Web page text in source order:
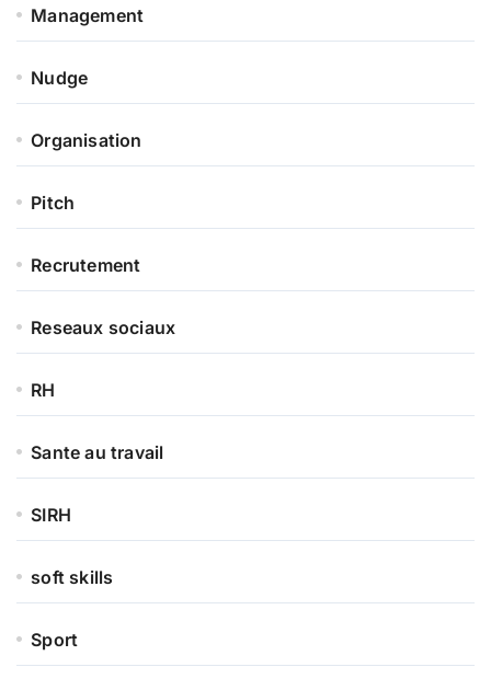
Management
Nudge
Organisation
Pitch
Recrutement
Reseaux sociaux
RH
Sante au travail
SIRH
soft skills
Sport